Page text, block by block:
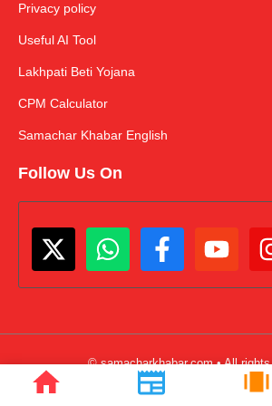
Privacy policy
Useful AI Tool
Lakhpati Beti Yojana
CPM Calculator
Samachar Khabar English
Follow Us On
© samacharkhabar.com • All